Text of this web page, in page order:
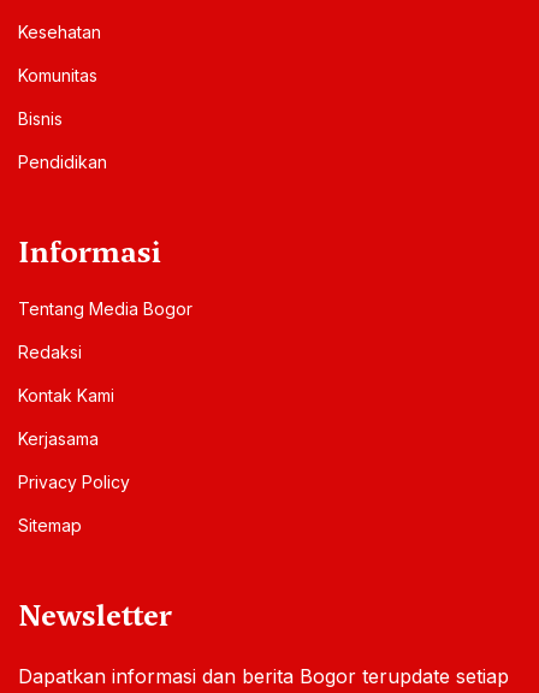
Kesehatan
Komunitas
Bisnis
Pendidikan
Informasi
Tentang Media Bogor
Redaksi
Kontak Kami
Kerjasama
Privacy Policy
Sitemap
Newsletter
Dapatkan informasi dan berita Bogor terupdate setiap